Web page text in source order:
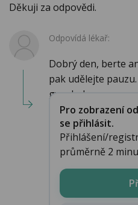
Děkuji za odpovědi.
Odpovídá lékař:
Dobrý den, berte
pak udělejte
gynekolog...
Pro zobrazení
se přihlásit.
Přihlášení/
průměrně 2